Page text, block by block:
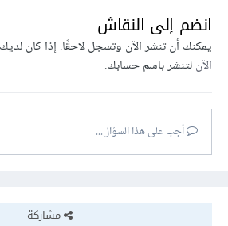
انضم إلى النقاش
يمكنك أن تنشر الآن وتسجل لاحقًا. إذا كان
الآنلتنشر باسم حسابك.
أجب على هذا السؤال...
مشاركة